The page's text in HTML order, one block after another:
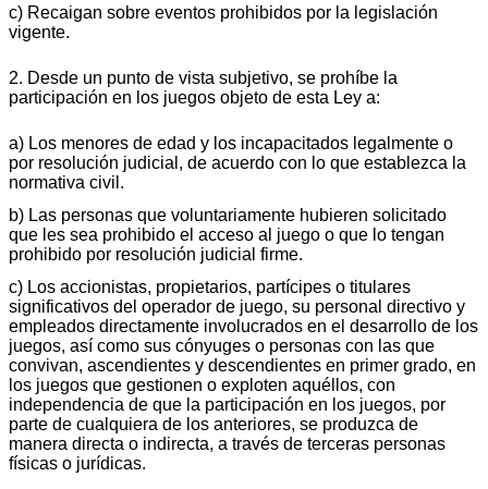
c) Recaigan sobre eventos prohibidos por la legislación
vigente.
2. Desde un punto de vista subjetivo, se prohíbe la
participación en los juegos objeto de esta Ley a:
a) Los menores de edad y los incapacitados legalmente o
por resolución judicial, de acuerdo con lo que establezca la
normativa civil.
b) Las personas que voluntariamente hubieren solicitado
que les sea prohibido el acceso al juego o que lo tengan
prohibido por resolución judicial firme.
c) Los accionistas, propietarios, partícipes o titulares
significativos del operador de juego, su personal directivo y
empleados directamente involucrados en el desarrollo de los
juegos, así como sus cónyuges o personas con las que
convivan, ascendientes y descendientes en primer grado, en
los juegos que gestionen o exploten aquéllos, con
independencia de que la participación en los juegos, por
parte de cualquiera de los anteriores, se produzca de
manera directa o indirecta, a través de terceras personas
físicas o jurídicas.